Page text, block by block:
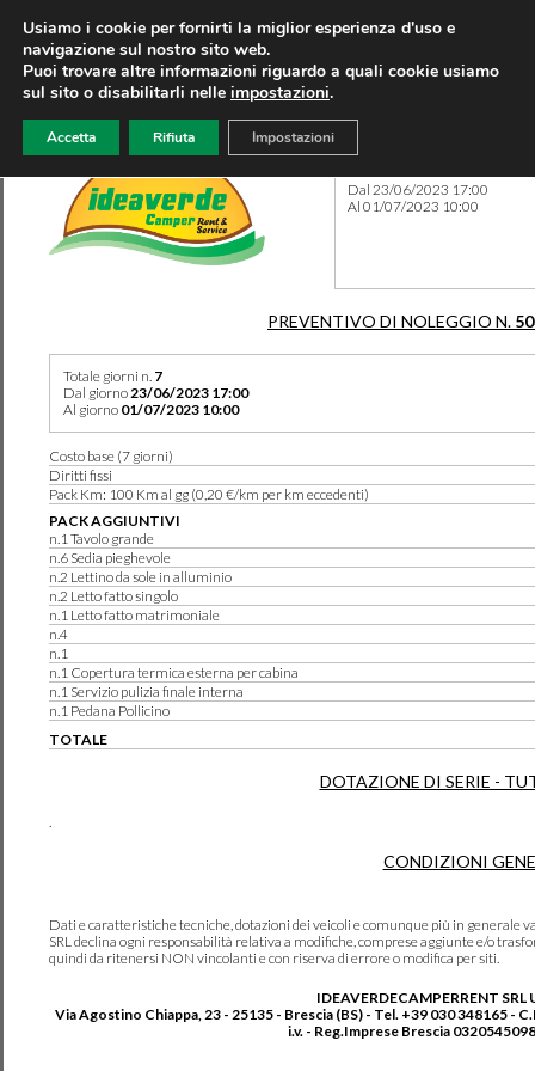
Dal 23/06/2023 17:00
Al 01/07/2023 10:00
PREVENTIVO DI NOLEGGIO N.
Totale giorni n. 7
Dal giorno23/06/2023 17:00
Al giorno 01/07/2023 10:00
Costo base (7 giorni)
Diritti fissi
Pack Km: 100 Km al gg (0,20 €/km per km eccedenti)
PACK AGGIUNTIVI
n.1 Tavolo grande
n.6 Sedia pieghevole
n.2 Lettino da sole in alluminio
n.2 Letto fatto singolo
n.1 Letto fatto matrimoniale
n.4
n.1
n.1 Copertura termica esterna per cabina
n.1 Servizio pulizia finale interna
n.1 Pedana Pollicino
TOTALE
DOTAZIONE DI SERIE -
CONDIZIONI
Dati e caratteristiche tecniche, dotazioni dei veicoli e comunque più in generale
SRL declina ogni responsabilità relativa a modifiche, comprese aggiunte e/o
quindi da ritenersi NON vincolanti e con riserva di errore o modifica per siti.
IDEAVERDECAMPERRENT SRL
Via Agostino Chiappa, 23 - 25135 - Brescia (BS) - Tel. +39 030 348165 -
i.v. - Reg.Imprese Brescia
Usiamo i cookie per fornirti la miglior esperienza d'uso e
navigazione sul nostro sito web.
Puoi trovare altre informazioni riguardo a quali cookie usiamo
sul sito o disabilitarli nelle impostazioni.
Accetta Rifiuta Impostazioni